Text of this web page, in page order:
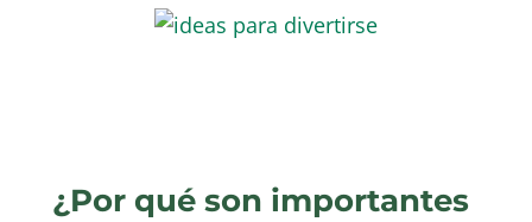
¿Por qué son importantes